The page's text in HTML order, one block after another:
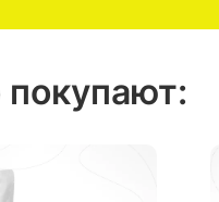
: